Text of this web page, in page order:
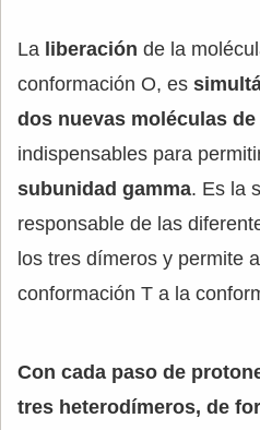
La liberación de la
conformación O, es
dos nuevas moléculas de
indispensables para
subunidad gamma. Es la
responsable de las
los tres dímeros y permite
conformación T a la
Con cada paso de
tres heterodímeros, de